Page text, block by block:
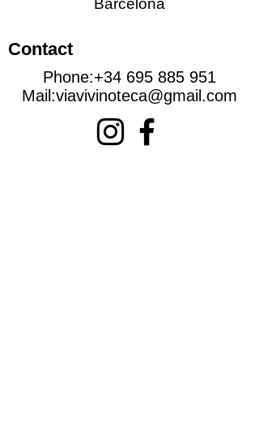
Barcelona
Contact
Phone:+34 695 885 951
Mail:viavivinoteca@gmail.com